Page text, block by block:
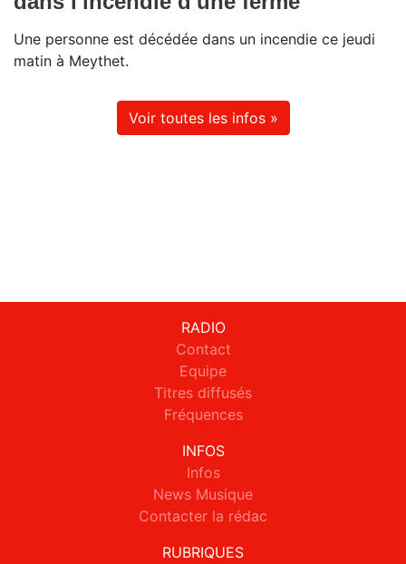
Une personne est décédée dans un incendie ce jeudi
matin à Meythet.
Voir toutes les infos »
RADIO
Contact
Equipe
Titres diffusés
Fréquences
INFOS
Infos
News Musique
Contacter la rédac
RUBRIQUES